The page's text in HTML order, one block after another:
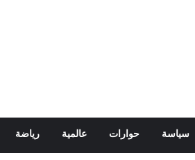
سياسة حوارات عالمية رياضة